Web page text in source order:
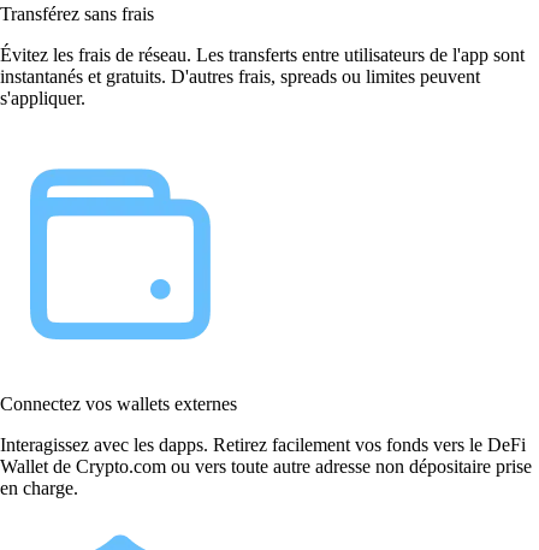
Transférez sans frais
Évitez les frais de réseau. Les transferts entre utilisateurs de l'app sont
instantanés et gratuits. D'autres frais, spreads ou limites peuvent
s'appliquer.
Connectez vos wallets externes
Interagissez avec les dapps. Retirez facilement vos fonds vers le DeFi
Wallet de Crypto.com ou vers toute autre adresse non dépositaire prise
en charge.